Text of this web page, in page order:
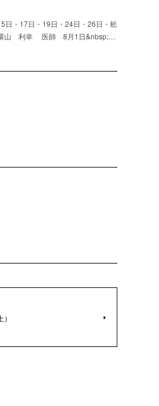
・19日・24日・26日・舩
幸 医師 8月1日&nbsp;…